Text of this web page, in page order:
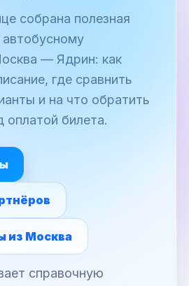
собрана полезная
— Ядрин: как
где сравнить
и на что обратить
оплатой билета.
из Москва
справочную